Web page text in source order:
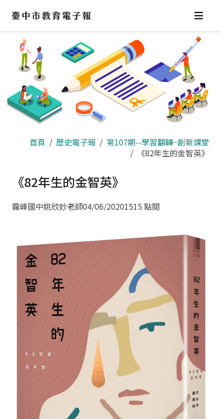
區
首頁 歷史電子報
第107期--學習翻轉~創新課堂
《82年生的金智英》
《82年生的金智英》
霧峰國中姚欣妙老師04/06/20201515 點閱